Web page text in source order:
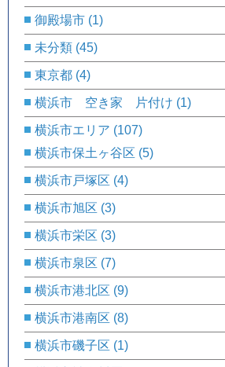
御殿場市 (1)
未分類 (45)
東京都 (4)
横浜市 空き家 片付け (1)
横浜市エリア (107)
横浜市保土ヶ谷区 (5)
横浜市戸塚区 (4)
横浜市旭区 (3)
横浜市栄区 (3)
横浜市泉区 (7)
横浜市港北区 (9)
横浜市港南区 (8)
横浜市磯子区 (1)